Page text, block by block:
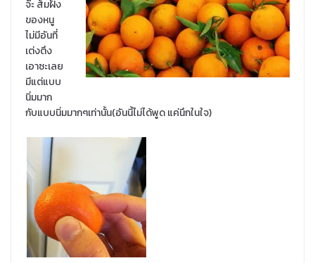
จ๊ะ ส้มฝั่ง
ของหนู
ไม่มีอันที่
เต่งตึง
เอาซะเลย
มีแต่แบบ
นิ่มมาก
กับแบบนิ่มมากๆเท่านั้น(อันนี้ไม่ได้พูด แค่นึกในใจ)